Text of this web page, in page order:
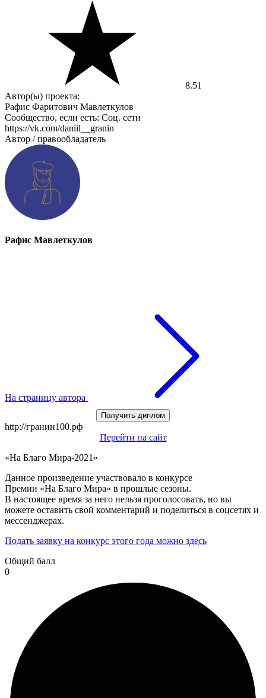
8.51
Автор(ы) проекта:
Рафис Фаритович Мавлеткулов
Сообщество, если есть: Соц. сети
https://vk.com/daniil__granin
Автор / правообладатель
Рафис Мавлеткулов
На страницу автора
Получить диплом
http://гранин100.рф
Перейти на сайт
«На Благо Мира-2021»
Данное произведение участвовало в конкурсе
Премии «На Благо Мира» в прошлые сезоны.
В настоящее время за него нельзя проголосовать, но вы
можете оставить свой комментарий и поделиться в соцсетях и
мессенджерах.
Подать заявку на конкурс этого года можно здесь
Общий балл
0